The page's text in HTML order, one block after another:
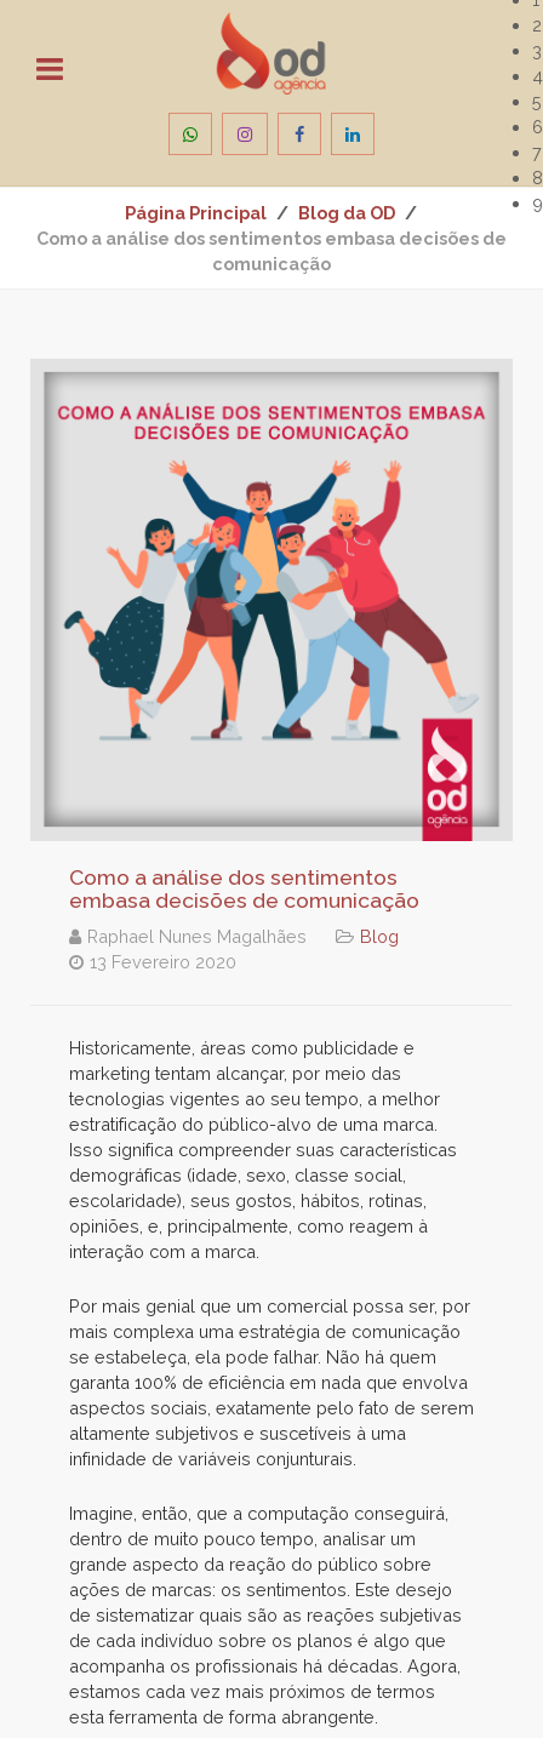
Página Principal
Blog da OD
Como a análise dos sentimentos embasa decisões de
comunicação
Como a análise dos sentimentos
embasa decisões de comunicação
Raphael Nunes Magalhães
Blog
13 Fevereiro 2020
Historicamente, áreas como publicidade e
marketing tentam alcançar, por meio das
tecnologias vigentes ao seu tempo, a melhor
estratificação do público-alvo de uma marca.
Isso significa compreender suas características
demográficas (idade, sexo, classe social,
escolaridade), seus gostos, hábitos, rotinas,
opiniões, e, principalmente, como reagem à
interação com a marca.
Por mais genial que um comercial possa ser, por
mais complexa uma estratégia de comunicação
se estabeleça, ela pode falhar. Não há quem
garanta 100% de eficiência em nada que envolva
aspectos sociais, exatamente pelo fato de serem
altamente subjetivos e suscetíveis à uma
infinidade de variáveis conjunturais.
Imagine, então, que a computação conseguirá,
dentro de muito pouco tempo, analisar um
grande aspecto da reação do público sobre
ações de marcas: os sentimentos. Este desejo
de sistematizar quais são as reações subjetivas
de cada indivíduo sobre os planos é algo que
acompanha os profissionais há décadas. Agora,
estamos cada vez mais próximos de termos
esta ferramenta de forma abrangente.
2
3
4
5
6
7
8
9